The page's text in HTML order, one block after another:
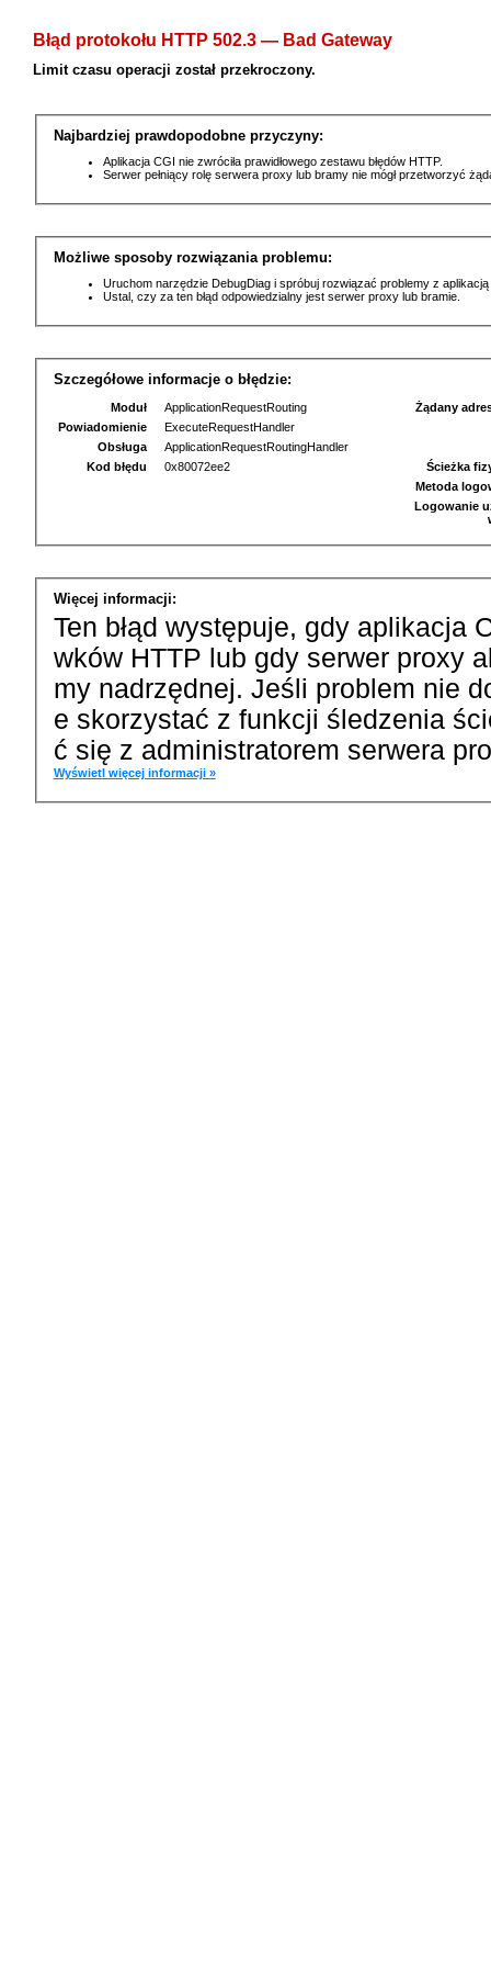
Błąd protokołu HTTP 502.3 — Bad Gateway
Limit czasu operacji został przekroczony.
Najbardziej prawdopodobne przyczyny:
Aplikacja CGI nie zwróciła prawidłowego zestawu błędów HTTP.
Serwer pełniący rolę serwera proxy lub bramy nie mógł przetworzyć
Możliwe sposoby rozwiązania problemu:
Uruchom narzędzie DebugDiag i spróbuj rozwiązać problemy z
Ustal, czy za ten błąd odpowiedzialny jest serwer proxy lub bramie.
Szczegółowe informacje o błędzie:
Moduł
ApplicationRequestRouting
Powiadomienie
ExecuteRequestHandler
Obsługa
ApplicationRequestRoutingHandler
Kod błędu
0x80072ee2
Żądany
Ścieżka
Metoda
Logowanie
Więcej informacji:
Ten błąd występuje, gdy aplikacja
wków HTTP lub gdy serwer proxy
my nadrzędnej. Jeśli problem nie
e skorzystać z funkcji śledzenia
ć się z administratorem serwera
Wyświetl więcej informacji »